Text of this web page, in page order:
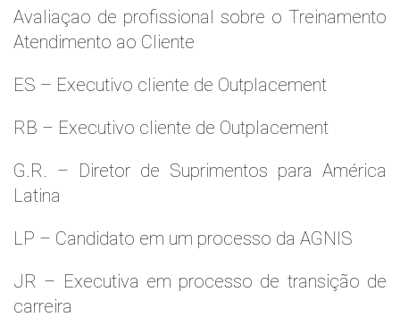
Avaliaçao de profissional sobre o Treinamento
Atendimento ao Cliente
ES – Executivo cliente de Outplacement
RB – Executivo cliente de Outplacement
G.R. – Diretor de Suprimentos para América
Latina
LP – Candidato em um processo da AGNIS
JR – Executiva em processo de transição de
carreira